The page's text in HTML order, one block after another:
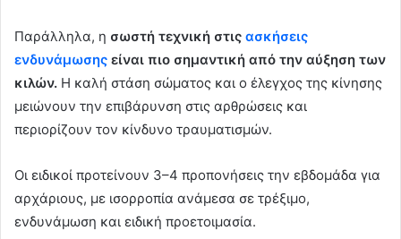
Παράλληλα, η σωστή τεχνική στις ασκήσεις
ενδυνάμωσης είναι πιο σημαντική από την αύξηση των
κιλών. Η καλή στάση σώματος και ο έλεγχος της κίνησης
μειώνουν την επιβάρυνση στις αρθρώσεις και
περιορίζουν τον κίνδυνο τραυματισμών.
Οι ειδικοί προτείνουν 3–4 προπονήσεις την εβδομάδα για
αρχάριους, με ισορροπία ανάμεσα σε τρέξιμο,
ενδυνάμωση και ειδική προετοιμασία.